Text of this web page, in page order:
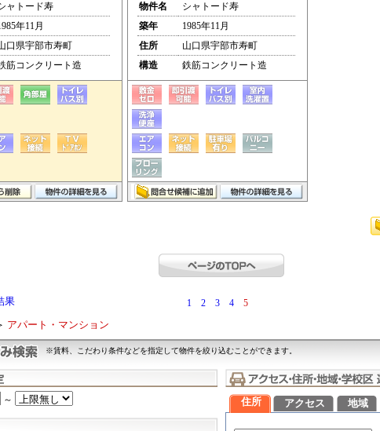
ャトード寿
年11月
口県宇部市寿町
筋コンクリート造
物件名
シャトード寿
築年
1985年11月
住所
山口県宇部市寿町
構造
鉄筋コンクリート造
果 1 2 3 4 5
アパート・マンション
※賃料、こだわり条件などを指定して物件を絞り込むことができます。
～ 住所 アクセス 地域